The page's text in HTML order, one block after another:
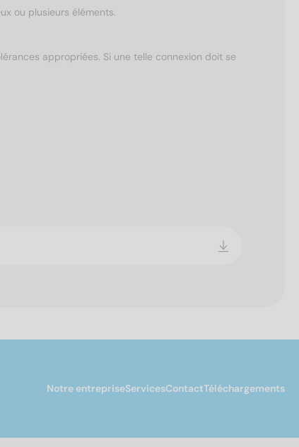
ou plusieurs éléments.
appropriées. Si une telle connexion doit se
Notre entrepriseServicesContactTéléchargements